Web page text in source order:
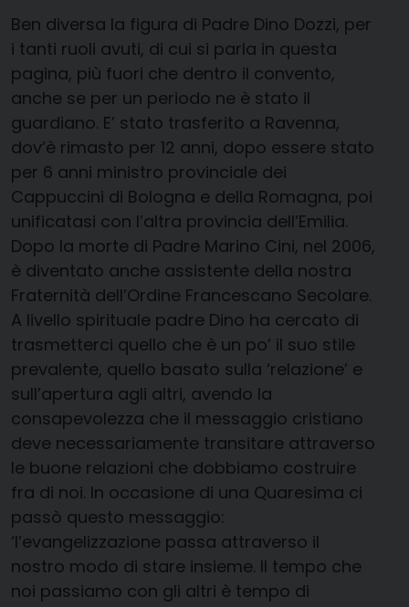
Ben diversa la figura di Padre Dino Dozzi, per
i tanti ruoli avuti, di cui si parla in questa
pagina, più fuori che dentro il convento,
anche se per un periodo ne è stato il
guardiano. E’ stato trasferito a Ravenna,
dov’è rimasto per 12 anni, dopo essere stato
per 6 anni ministro provinciale dei
Cappuccini di Bologna e della Romagna, poi
unificatasi con l’altra provincia dell’Emilia.
Dopo la morte di Padre Marino Cini, nel 2006,
è diventato anche assistente della nostra
Fraternità dell’Ordine Francescano Secolare.
A livello spirituale padre Dino ha cercato di
trasmetterci quello che è un po’ il suo stile
prevalente, quello basato sulla ‘relazione’ e
sull’apertura agli altri, avendo la
consapevolezza che il messaggio cristiano
deve necessariamente transitare attraverso
le buone relazioni che dobbiamo costruire
fra di noi. In occasione di una Quaresima ci
passò questo messaggio:
‘l’evangelizzazione passa attraverso il
nostro modo di stare insieme. Il tempo che
noi passiamo con gli altri è tempo di